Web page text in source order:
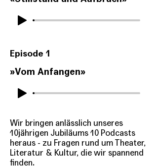
Episode 1
»Vom Anfangen»
Wir bringen anlässlich unseres
10jährigen Jubiläums 10 Podcasts
heraus - zu Fragen rund um Theater,
Literatur & Kultur, die wir spannend
finden.